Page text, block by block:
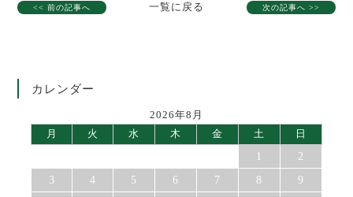
<< 前の記事へ 一覧に戻る 次の記事へ >>
カレンダー
2026年8月
月
火 水 木 金 土
日
1
2
3
4 5 6 7 8
9